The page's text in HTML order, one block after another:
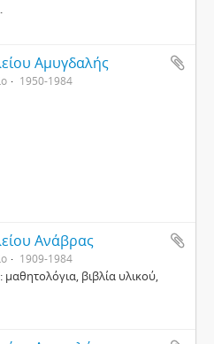
Αμυγδαλής
1950-1984
Ανάβρας
1909-1984
βιβλία υλικού,